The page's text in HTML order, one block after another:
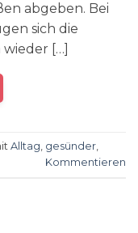
abgeben. Bei
sich die
[…]
Alltag gesünder
Kommentieren